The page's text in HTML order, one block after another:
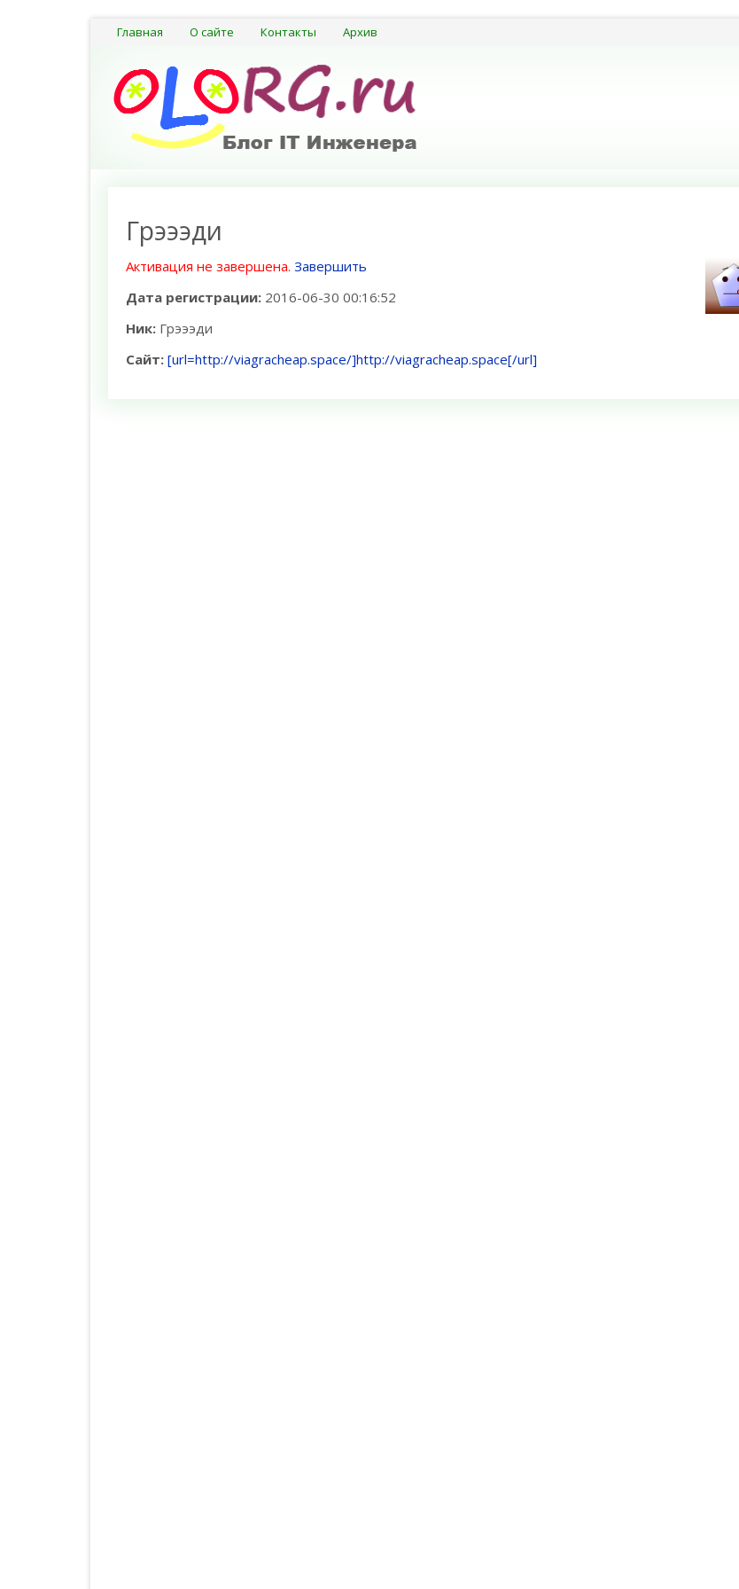
Главная О сайте Контакты Архив
Грэээди
Активация не завершена. Завершить
Дата регистрации: 2016-06-30 00:16:52
Ник: Грэээди
Сайт: [url=http://viagracheap.space/]http://viagracheap.space[/url]